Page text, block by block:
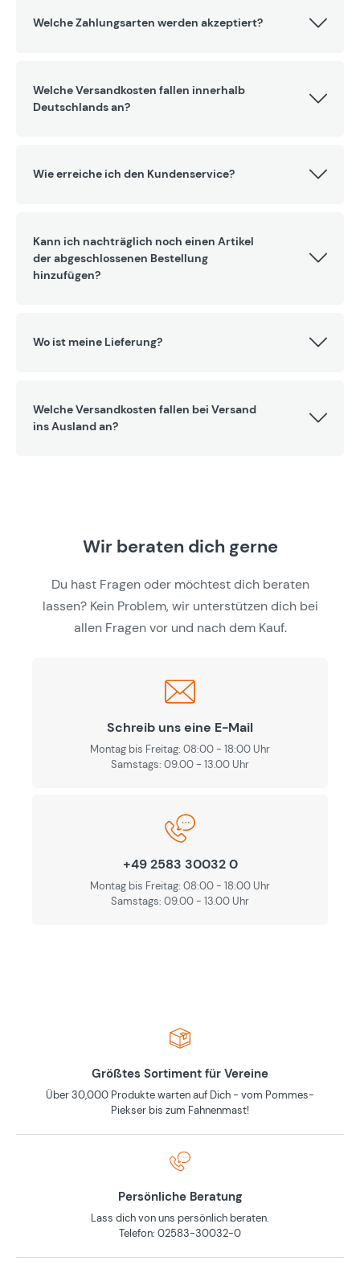
Welche Zahlungsarten werden akzeptiert?
Welche Versandkosten fallen innerhalb
Deutschlands an?
Wie erreiche ich den Kundenservice?
Kann ich nachträglich noch einen Artikel
der abgeschlossenen Bestellung
hinzufügen?
Wo ist meine Lieferung?
Welche Versandkosten fallen bei Versand
ins Ausland an?
Wir beraten dich gerne
Du hast Fragen oder möchtest dich beraten
lassen? Kein Problem, wir unterstützen dich bei
allen Fragen vor und nach dem Kauf.
Schreib uns eine E-Mail
Montag bis Freitag: 08:00 - 18:00 Uhr
Samstags: 09.00 - 13.00 Uhr
+49 2583 30032 0
Montag bis Freitag: 08:00 - 18:00 Uhr
Samstags: 09.00 - 13.00 Uhr
Größtes Sortiment für Vereine
Über 30,000 Produkte warten auf Dich - vom Pommes-
Piekser bis zum Fahnenmast!
Persönliche Beratung
Lass dich von uns persönlich beraten.
Telefon: 02583-30032-0